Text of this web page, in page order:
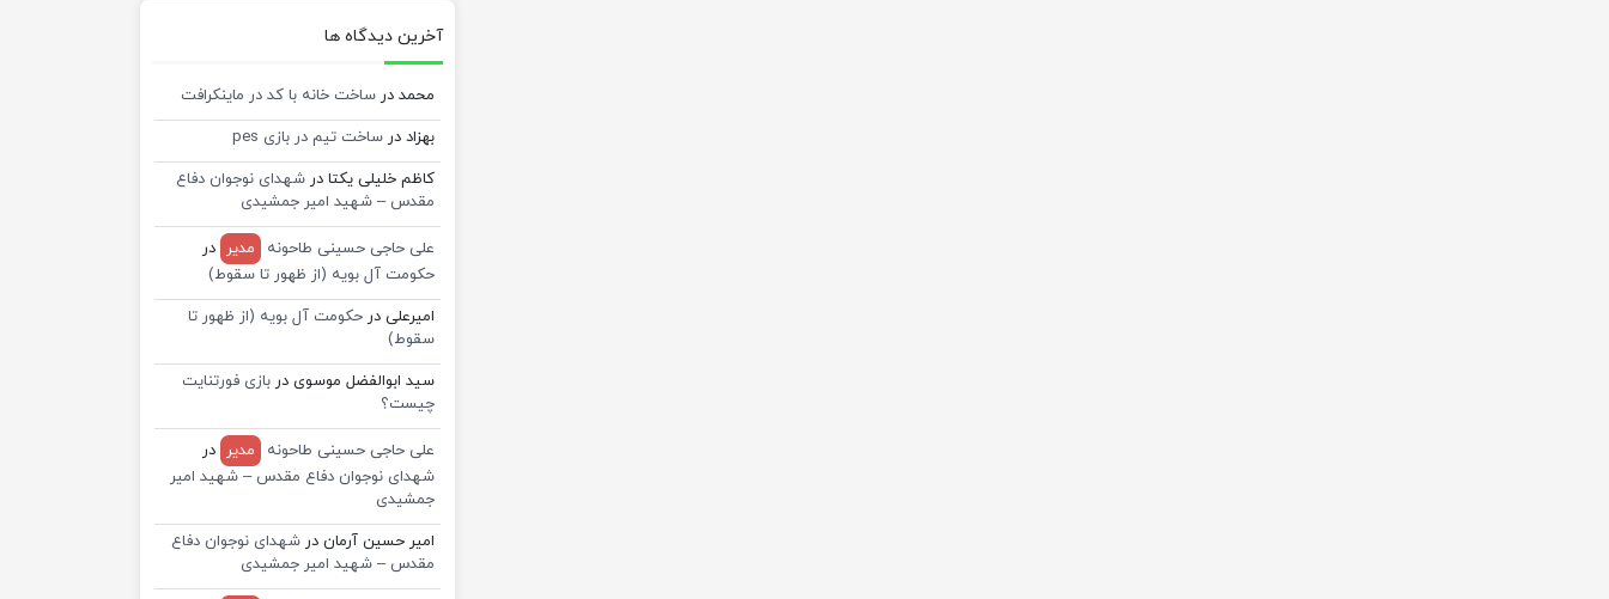
آخرین دیدگاه ها
محمد درساخت خانه با کد در ماینکرافت
بهزاد درساخت تیم در بازی pes
کاظم خلیلی یکتا درشهدای نوجوان دفاع
مقدس – شهید امیر جمشیدی
علی حاجی حسینی طاحونه مدیر
در
حکومت آل بویه (از ظهور تا سقوط)
امیرعلی درحکومت آل بویه (از ظهور تا
سقوط)
سید ابوالفضل موسوی دربازی فورتنایت
چیست؟
علی حاجی حسینی طاحونه مدیر
در
شهدای نوجوان دفاع مقدس – شهید امیر
جمشیدی
امیر حسین آرمان درشهدای نوجوان دفاع
مقدس – شهید امیر جمشیدی